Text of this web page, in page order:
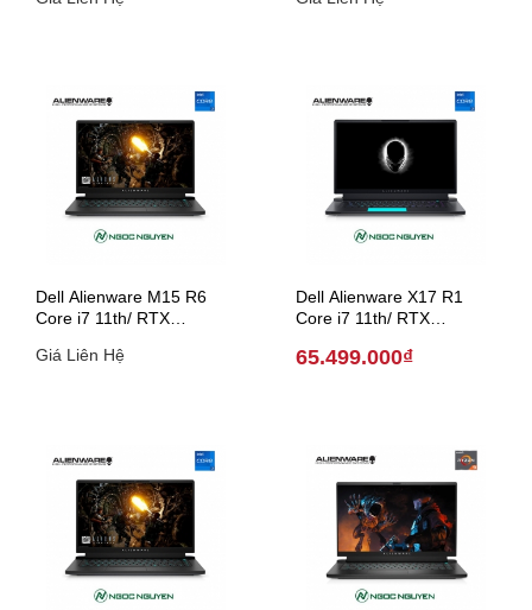
Dell Alienware M15 R6
Core i7 11th/ RTX
2021)
Giá Liên Hệ
Dell Alienware X17 R1
Core i7 11th/ RTX
2021)
65.499.000₫